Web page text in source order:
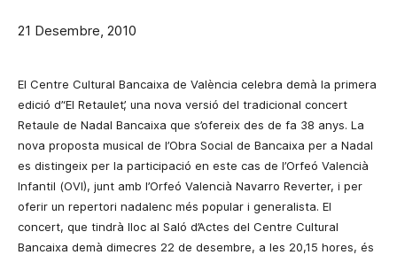
21 Desembre, 2010
El Centre Cultural Bancaixa de València celebra demà la primera
edició d’‘El Retaulet’, una nova versió del tradicional concert
Retaule de Nadal Bancaixa que s’ofereix des de fa 38 anys. La
nova proposta musical de l’Obra Social de Bancaixa per a Nadal
es distingeix per la participació en este cas de l’Orfeó Valencià
Infantil (OVI), junt amb l’Orfeó Valencià Navarro Reverter, i per
oferir un repertori nadalenc més popular i generalista. El
concert, que tindrà lloc al Saló d’Actes del Centre Cultural
Bancaixa demà dimecres 22 de desembre, a les 20,15 hores, és